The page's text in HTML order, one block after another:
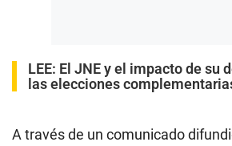
LEE: El JNE y el impacto de su
las elecciones
A través de un comunicado